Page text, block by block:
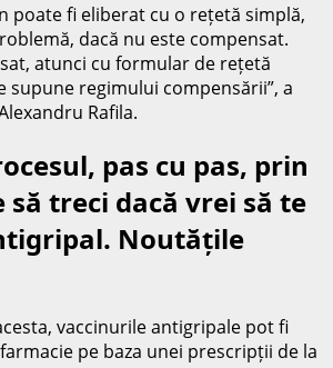
poate fi eliberat cu o rețetă simplă,
dacă nu este compensat.
atunci cu formular de rețetă
supune regimului compensării”, a
Rafila.
pas cu pas, prin
treci dacă vrei să te
Noutățile
vaccinurile antigripale pot fi
pe baza unei prescripții de la